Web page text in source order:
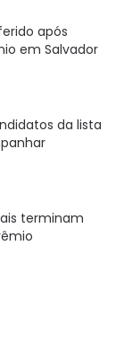
após
em Salvador
da lista
terminam